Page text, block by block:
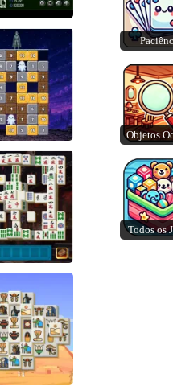
Connect
Carlo
Puzzle: The
Prince
Tiles
Objetos
Todos os